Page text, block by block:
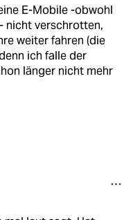
E-Mobile -obwohl
nicht verschrotten,
weiter fahren (die
ich falle der
länger nicht mehr